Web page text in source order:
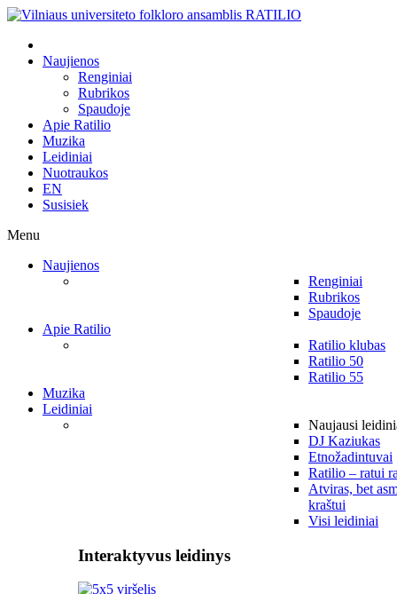
Naujienos
Renginiai
Rubrikos
Spaudoje
Apie Ratilio
Muzika
Leidiniai
Nuotraukos
EN
Susisiek
Menu
Naujienos
Renginiai
Rubrikos
Spaudoje
Apie Ratilio
Ratilio klubas
Ratilio 50
Ratilio 55
Muzika
Leidiniai
Naujausi
DJ Kaziukas
Etnožadintuvai
Ratilio – ratui
Atviras, bet
kraštui
Visi leidiniai
Interaktyvus leidinys